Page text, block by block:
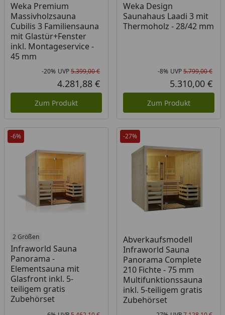
Weka Premium
Massivholzsauna
Cubilis 3 Familiensauna
mit Glastür+Fenster
inkl. Montageservice -
45 mm
Rabatt in Prozent
-20%
Ursprünglicher Preis
UVP5.399,00 €
Aktueller Preis
4.281,88 €
Zum Produkt
Weka Design
Saunahaus Laadi 3 mit
Thermoholz - 28/42 mm
-8% UVP5.799,00 €
5.310,00 €
Zum Produkt
-6%
2 Größen
Infraworld Sauna
Panorama -
Elementsauna mit
Glasfront inkl. 5-
teiligem gratis
Zubehörset
-27%
Abverkaufsmodell
Infraworld Sauna
Panorama Complete
210 Fichte - 75 mm
Multifunktionssauna
inkl. 5-teiligem gratis
Zubehörset